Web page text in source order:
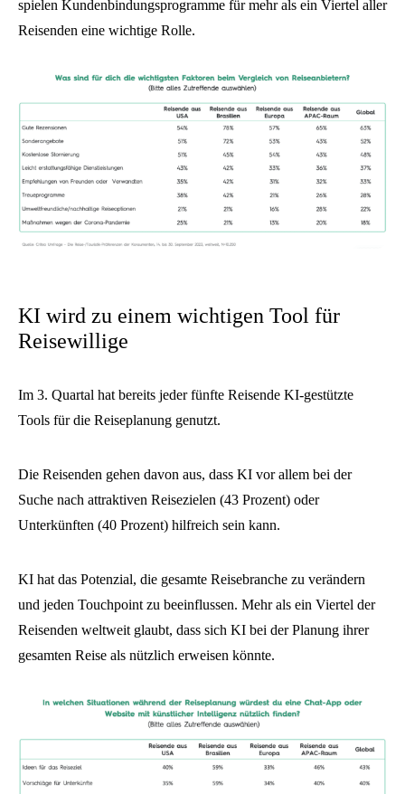
spielen Kundenbindungsprogramme für mehr als ein Viertel aller
Reisenden eine wichtige Rolle.
KI wird zu einem wichtigen Tool für
Reisewillige
Im 3. Quartal hat bereits jeder fünfte Reisende KI-gestützte
Tools für die Reiseplanung genutzt.
Die Reisenden gehen davon aus, dass KI vor allem bei der
Suche nach attraktiven Reisezielen (43 Prozent) oder
Unterkünften (40 Prozent) hilfreich sein kann.
KI hat das Potenzial, die gesamte Reisebranche zu verändern
und jeden Touchpoint zu beeinflussen. Mehr als ein Viertel der
Reisenden weltweit glaubt, dass sich KI bei der Planung ihrer
gesamten Reise als nützlich erweisen könnte.